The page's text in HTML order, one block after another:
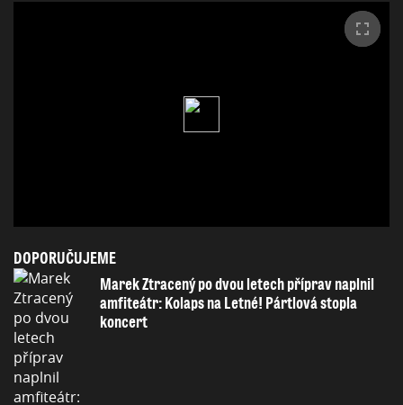
DOPORUČUJEME
Marek Ztracený po dvou letech příprav naplnil
amfiteátr: Kolaps na Letné! Pártlová stopla
koncert